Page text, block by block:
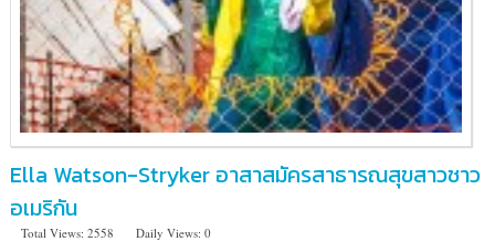
Ella Watson-Stryker อาสาสมัครสาธารณสุขสาวชาว
อเมริกัน
Total Views: 2558
Daily Views: 0